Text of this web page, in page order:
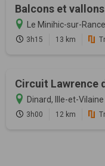
Balcons et
Le Minihic-sur-
3h15 13 km
Circuit Lawrence
Dinard, Ille-et-
3h00 12 km